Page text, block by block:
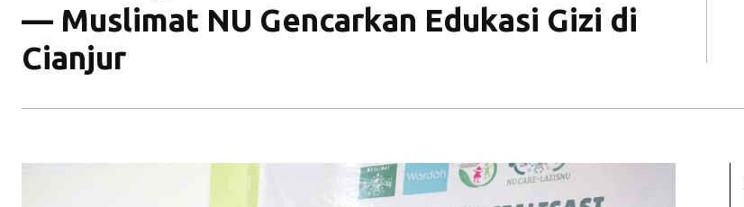
— Muslimat NU Gencarkan Edukasi Gizi di
Cianjur